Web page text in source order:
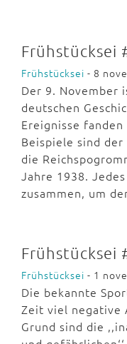
Frühstücksei
Frühstücksei - 8
Der 9. November
deutschen
Ereignisse
Beispiele sind
die
Jahre 1938.
zusammen, um
Frühstücksei
Frühstücksei - 1
Die bekannte
Zeit viel negative
Grund sind die